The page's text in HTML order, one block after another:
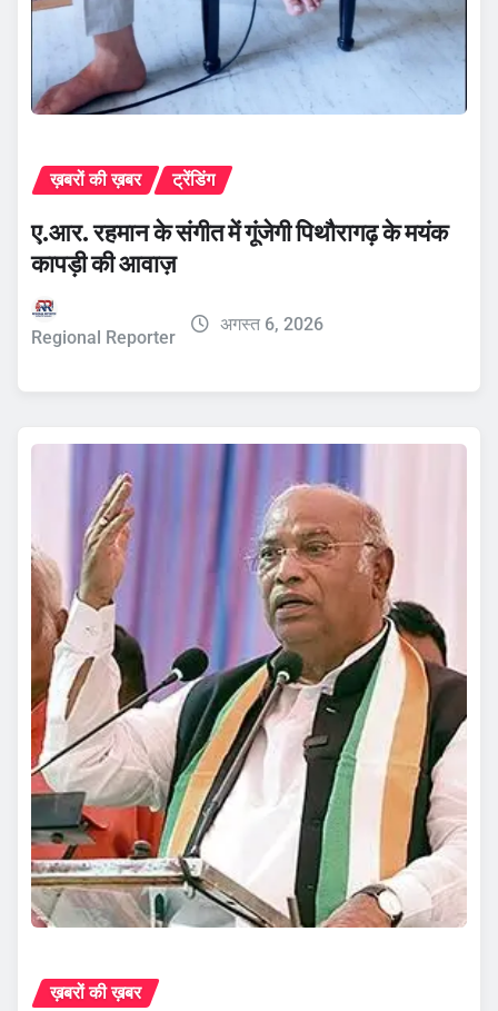
ख़बरों की ख़बर ट्रेंडिंग
ए.आर. रहमान के संगीत में गूंजेगी पिथौरागढ़ के मयंक
कापड़ी की आवाज़
Regional Reporter
अगस्त 6, 2026
ख़बरों की ख़बर